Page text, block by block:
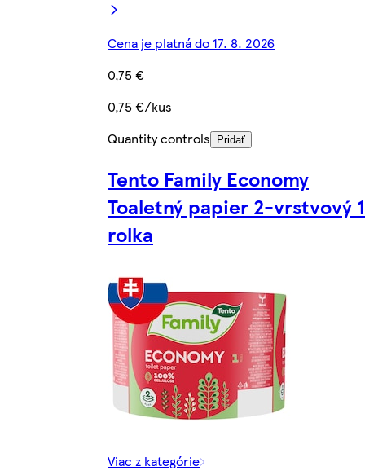
Cena je platná do 17. 8. 2026
0,75 €
0,75 €/kus
Quantity controls
Pridať
Tento Family Economy
Toaletný papier 2-vrstvový 1
rolka
Viac z kategórie